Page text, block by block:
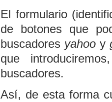
El formulario
de botones que
buscadores yahoo y
que
buscadores.
Así, de esta forma